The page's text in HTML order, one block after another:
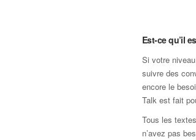
Est-ce qu’il
Si votre
suivre des
encore le
Talk est fait
Tous les
n’avez pas